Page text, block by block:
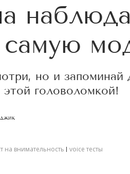
но и
головоломкой!
на внимательность voice тесты